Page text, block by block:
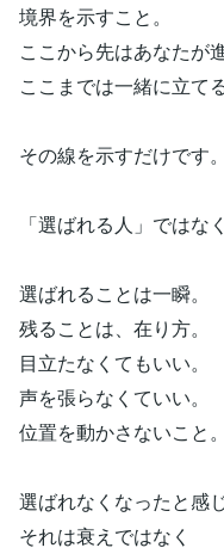
境界を示すこと。
ここから先はあなたが進
ここまでは一緒に立てる
その線を示すだけです。
「選ばれる人」ではな
選ばれることは一瞬。
残ることは、在り方。
目立たなくてもいい。
声を張らなくていい。
位置を動かさないこと。
選ばれなくなったと感
それは衰えではなく